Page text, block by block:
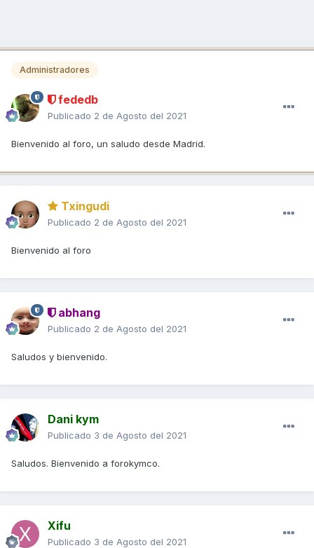
Administradores
fededb
Publicado 2 de Agosto del 2021
Bienvenido al foro, un saludo desde Madrid.
Txingudi
Publicado 2 de Agosto del 2021
Bienvenido al foro
abhang
Publicado 2 de Agosto del 2021
Saludos y bienvenido.
Dani kym
Publicado 3 de Agosto del 2021
Saludos. Bienvenido a forokymco.
Xifu
Publicado 3 de Agosto del 2021